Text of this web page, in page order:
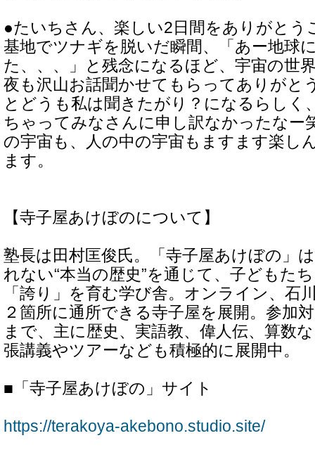
●たいちさん、楽しい2日間をありがとう
基地でツナギを脱いだ瞬間、「あー地球
た、、、」と残念になるほど、宇宙の世
夜も沢山お話聞かせてもらってありがと
とどうも私は聞きたがり？になるらしく
ちゃってみなさんに申し訳なかったなー
の宇宙も、人の中の宇宙もますます楽し
ます。
【寺子屋あけぼのについて】
塾長は田村匡俊氏。「寺子屋あけぼの」
れない“本当の歴史”を通じて、子どもた
「誇り」を育む学び舎。オンライン、石
２箇所に通所できる寺子屋を展開。参加
まで、主に歴史、実語教、偉人伝、算数
張講義やツアーなども積極的に展開中。
■「寺子屋あけぼの」サイト
https://terakoya-akebono.studio.site/